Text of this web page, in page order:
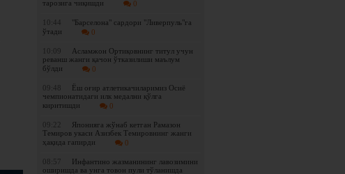
тарозига чиқишди
0
10:44
"Барселона" сардори "Ливерпуль"га
ўтади
0
10:09
Асламжон Ортиқовнинг титул учун
реванш жанги қачон ўтказилиши маълум
бўлди
0
09:48
Ёш оғир атлетикачиларимиз Осиё
чемпионатидаги илк медални қўлга
киритишди
0
09:22
Японияга жўнаб кетган Рамазон
Темиров укаси Азизбек Темировнинг жанги
ҳақида гапирди
0
08:57
Инфантино жазманининг лавозимини
оширишда ва унга товон пули тўланишда